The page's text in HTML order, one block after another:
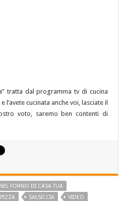
tratta dal programma tv di cucina
cucinata anche voi, lasciate il
voto, saremo ben contenti di
NEL FORNO DI CASA TUA
PIZZA SALSICCIA VIDEO